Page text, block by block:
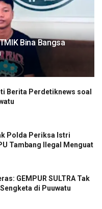
Bina Bangsa
Berita Perdetiknews soal
Polda Periksa Istri
Tambang Ilegal Menguat
GEMPUR SULTRA Tak
di Puuwatu